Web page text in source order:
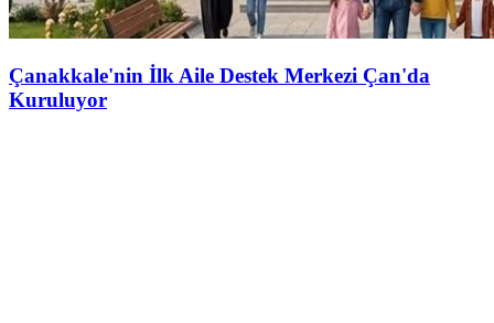
Çanakkale'nin İlk Aile Destek Merkezi Çan'da
Kuruluyor